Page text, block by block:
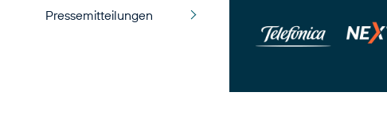
Pressemitteilungen